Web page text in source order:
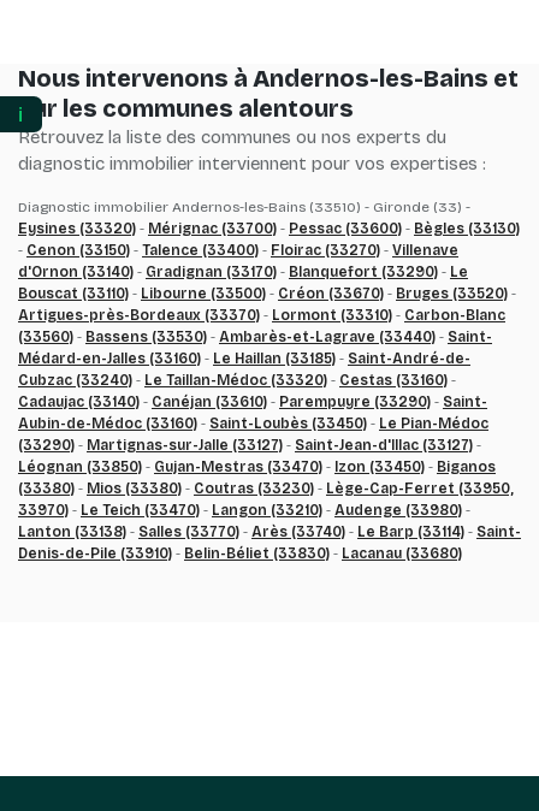
Nous intervenons à Andernos-les-Bains et
sur les communes alentours
Retrouvez la liste des communes ou nos experts du
diagnostic immobilier interviennent pour vos expertises :
Diagnostic immobilier Andernos-les-Bains (33510) - Gironde (33) -
Eysines (33320) - Mérignac (33700) - Pessac (33600) - Bègles (33130)
- Cenon (33150) - Talence (33400) - Floirac (33270) - Villenave
d'Ornon (33140) - Gradignan (33170) - Blanquefort (33290) - Le
Bouscat (33110) - Libourne (33500) - Créon (33670) - Bruges (33520) -
Artigues-près-Bordeaux (33370) - Lormont (33310) - Carbon-Blanc
(33560) - Bassens (33530) - Ambarès-et-Lagrave (33440) - Saint-
Médard-en-Jalles (33160) - Le Haillan (33185) - Saint-André-de-
Cubzac (33240) - Le Taillan-Médoc (33320) - Cestas (33160) -
Cadaujac (33140) - Canéjan (33610) - Parempuyre (33290) - Saint-
Aubin-de-Médoc (33160) - Saint-Loubès (33450) - Le Pian-Médoc
(33290) - Martignas-sur-Jalle (33127) - Saint-Jean-d'Illac (33127) -
Léognan (33850) - Gujan-Mestras (33470) - Izon (33450) - Biganos
(33380) - Mios (33380) - Coutras (33230) - Lège-Cap-Ferret (33950,
33970) - Le Teich (33470) - Langon (33210) - Audenge (33980) -
Lanton (33138) - Salles (33770) - Arès (33740) - Le Barp (33114) - Saint-
Denis-de-Pile (33910) - Belin-Béliet (33830) - Lacanau (33680)
ℹ️